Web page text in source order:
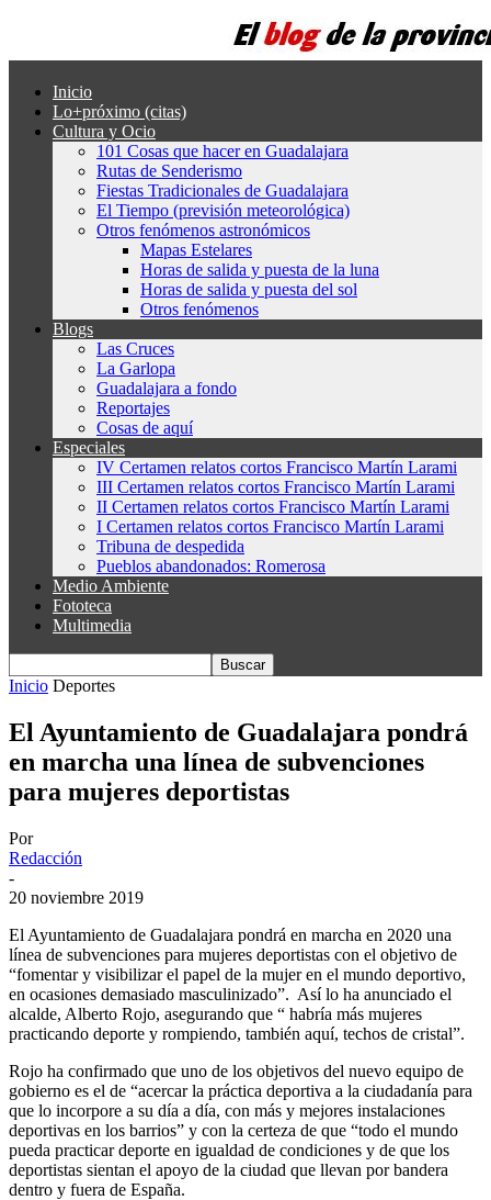
Inicio
Lo+próximo (citas)
Cultura y Ocio
101 Cosas que hacer en Guadalajara
Rutas de Senderismo
Fiestas Tradicionales de Guadalajara
El Tiempo (previsión meteorológica)
Otros fenómenos astronómicos
Mapas Estelares
Horas de salida y puesta de la luna
Horas de salida y puesta del sol
Otros fenómenos
Blogs
Las Cruces
La Garlopa
Guadalajara a fondo
Reportajes
Cosas de aquí
Especiales
IV Certamen relatos cortos Francisco Martín Larami
III Certamen relatos cortos Francisco Martín Larami
II Certamen relatos cortos Francisco Martín Larami
I Certamen relatos cortos Francisco Martín Larami
Tribuna de despedida
Pueblos abandonados: Romerosa
Medio Ambiente
Fototeca
Multimedia
Inicio Deportes
El Ayuntamiento de Guadalajara pondrá
en marcha una línea de subvenciones
para mujeres deportistas
Por
Redacción
-
20 noviembre 2019
El Ayuntamiento de Guadalajara pondrá en marcha en 2020 una
línea de subvenciones para mujeres deportistas con el objetivo de
“fomentar y visibilizar el papel de la mujer en el mundo deportivo,
en ocasiones demasiado masculinizado”. Así lo ha anunciado el
alcalde, Alberto Rojo, asegurando que “ habría más mujeres
practicando deporte y rompiendo, también aquí, techos de cristal”.
Rojo ha confirmado que uno de los objetivos del nuevo equipo de
gobierno es el de “acercar la práctica deportiva a la ciudadanía para
que lo incorpore a su día a día, con más y mejores instalaciones
deportivas en los barrios” y con la certeza de que “todo el mundo
pueda practicar deporte en igualdad de condiciones y de que los
deportistas sientan el apoyo de la ciudad que llevan por bandera
dentro y fuera de España.